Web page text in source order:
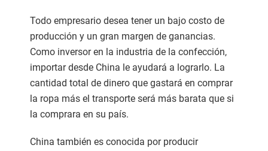
Todo empresario desea tener un bajo costo de
producción y un gran margen de ganancias.
Como inversor en la industria de la confección,
importar desde China le ayudará a lograrlo. La
cantidad total de dinero que gastará en comprar
la ropa más el transporte será más barata que si
la comprara en su país.
China también es conocida por producir